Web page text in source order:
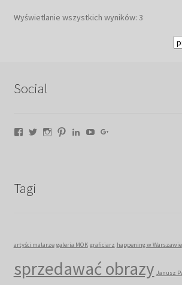
Wyświetlanie wszystkich wyników: 3
Social
Facebook
TwitterInstagram
PinterestLinkedIn
YouTube
Tagi
artyści malarze galeria MOK graficiarz happening w Warszawie
sprzedawać obrazy Janusz